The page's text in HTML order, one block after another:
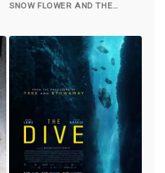
SNOW FLOWER AND THE